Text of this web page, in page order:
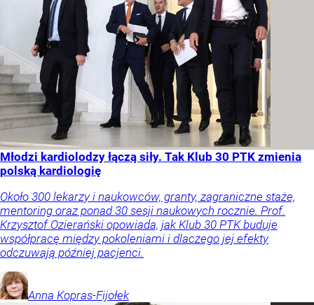
Młodzi kardiolodzy łączą siły. Tak Klub 30 PTK zmienia
polską kardiologię
Około 300 lekarzy i naukowców, granty, zagraniczne staże,
mentoring oraz ponad 30 sesji naukowych rocznie. Prof.
Krzysztof Ozierański opowiada, jak Klub 30 PTK buduje
współpracę między pokoleniami i dlaczego jej efekty
odczuwają później pacjenci.
Anna Kopras-Fijołek